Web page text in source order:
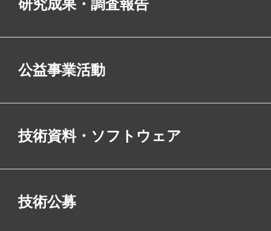
研究成果・調査報告
公益事業活動
技術資料・ソフトウェア
技術公募